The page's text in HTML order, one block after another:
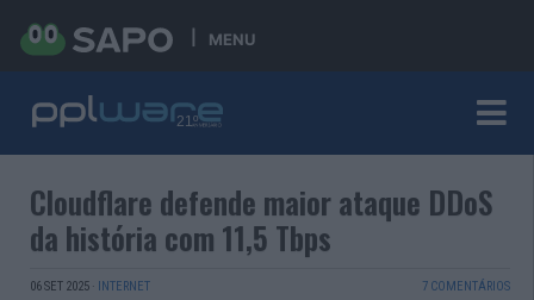
MENU
Cloudflare defende maior ataque DDoS
da história com 11,5 Tbps
06 SET 2025 · INTERNET 7 COMENTÁRIOS